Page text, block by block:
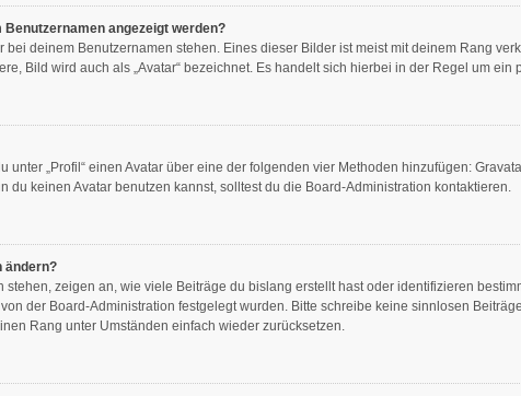
angezeigt werden?
deinem Benutzernamen stehen. Eines dieser Bilder ist meist mit deinem Rang
Bild wird auch als „Avatar“ bezeichnet. Es handelt sich hierbei in der Regel um
unter „Profil“ einen Avatar über eine der folgenden vier Methoden hinzufügen:
du keinen Avatar benutzen kannst, solltest du die Board-Administration kontaktieren.
ändern?
zeigen an, wie viele Beiträge du bislang erstellt hast oder identifizieren
der Board-Administration festgelegt wurden. Bitte schreibe keine sinnlosen
Rang unter Umständen einfach wieder zurücksetzen.